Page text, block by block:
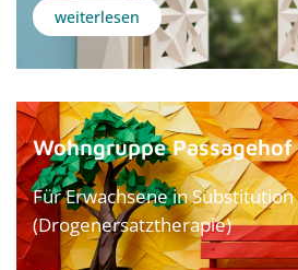
weiterlesen
Wohngruppe
Für Erwachsene in Substitution
(Drogenersatztherapie)